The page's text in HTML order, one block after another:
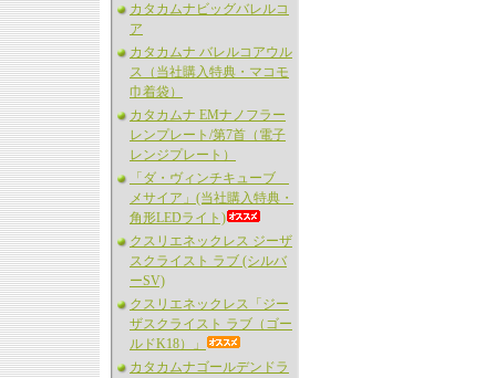
カタカムナビッグバレルコ
ア
カタカムナ バレルコアウル
ス（当社購入特典・マコモ
巾着袋）
カタカムナ EMナノフラー
レンプレート/第7首（電子
レンジプレート）
「ダ・ヴィンチキューブ
メサイア」(当社購入特典・
角形LEDライト)
クスリエネックレス ジーザ
スクライスト ラブ (シルバ
ーSV)
クスリエネックレス「ジー
ザスクライスト ラブ（ゴー
ルドK18）」
カタカムナゴールデンドラ